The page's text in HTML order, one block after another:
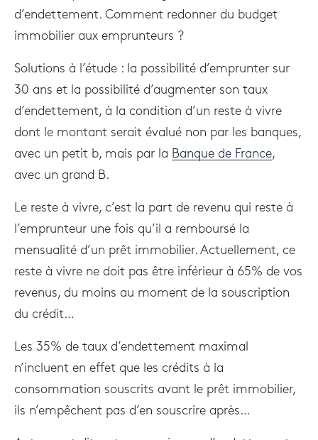
d’endettement. Comment redonner du budget
immobilier aux emprunteurs ?
Solutions à l’étude : la possibilité d’emprunter sur
30 ans et la possibilité d’augmenter son taux
d’endettement, à la condition d’un reste à vivre
dont le montant serait évalué non par les banques,
avec un petit b, mais par la Banque de France,
avec un grand B.
Le reste à vivre, c’est la part de revenu qui reste à
l’emprunteur une fois qu’il a remboursé la
mensualité d’un prêt immobilier. Actuellement, ce
reste à vivre ne doit pas être inférieur à 65% de vos
revenus, du moins au moment de la souscription
du crédit…
Les 35% de taux d’endettement maximal
n’incluent en effet que les crédits à la
consommation souscrits avant le prêt immobilier,
ils n’empêchent pas d’en souscrire après…